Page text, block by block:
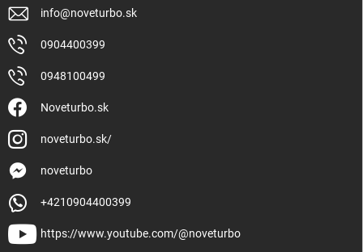
info@noveturbo.sk
0904400399
0948100499
Noveturbo.sk
noveturbo.sk/
noveturbo
+4210904400399
https://www.youtube.com/@noveturbo